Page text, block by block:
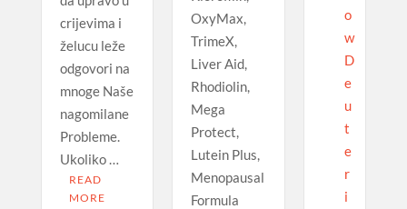
crijevima i
želucu leže
odgovori na
mnoge Naše
nagomilane
Probleme.
Ukoliko …
READ
MORE
OxyMax,
TrimeX,
Liver Aid,
Rhodiolin,
Mega
Protect,
Lutein Plus,
Menopausal
Formula
o
w
D
e
u
t
e
r
i